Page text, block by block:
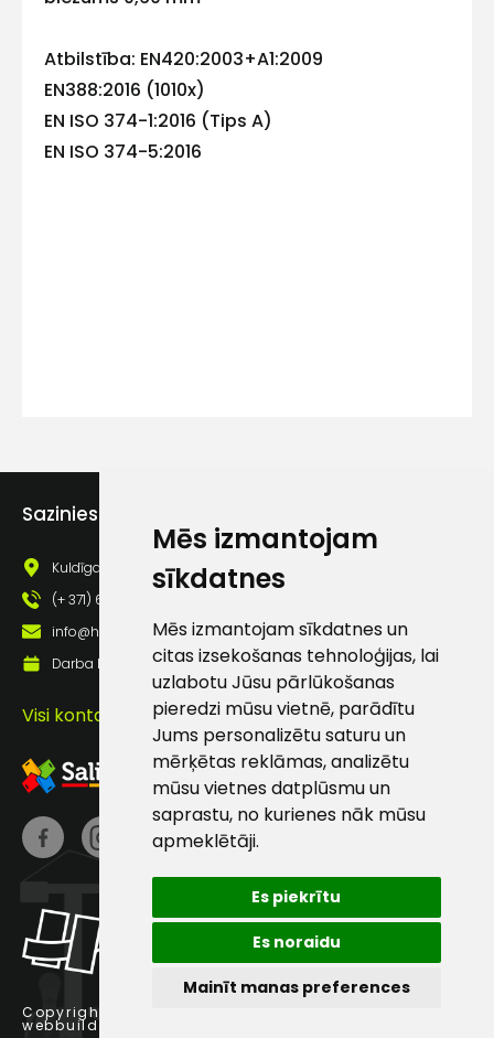
Mēs izmantojam
sīkdatnes
Mēs izmantojam sīkdatnes un
citas izsekošanas tehnoloģijas, lai
uzlabotu Jūsu pārlūkošanas
pieredzi mūsu vietnē, parādītu
Jums personalizētu saturu un
mērķētas reklāmas, analizētu
mūsu vietnes datplūsmu un
saprastu, no kurienes nāk mūsu
apmeklētāji.
Es piekrītu
Es noraidu
Mainīt manas preferences
Atbilstība: EN420:2003+A1:2009
EN388:2016 (1010x)
EN ISO 374-1:2016 (Tips A)
EN ISO 374-5:2016
Copyright © 2025 Hards SIA.
webbuilding.lv
Sazinies ar mums
Kuldīgas iela 69a, Saldus, Saldus nov., LV - 3801
(+ 371) 63 881 186
info@hards.lv
Darba laiks: Darbadienās: 8:00 - 17:00
Visi kontakti
Piekrītu saņemt
pastā
Sūtīt ziņojumu
Klientu
atbalsts
Darbdienās:
(+371) 63 881
186
info@hards.lv